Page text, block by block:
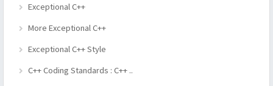
Exceptional C++
More Exceptional C++
Exceptional C++ Style
C++ Coding Standards : C++ ..